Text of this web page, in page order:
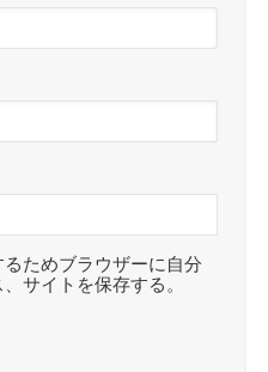
ためブラウザーに自分
サイトを保存する。